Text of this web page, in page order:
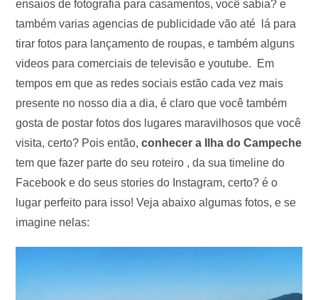
ensaios de fotografia para casamentos, você sabia? e
também varias agencias de publicidade vão até lá para
tirar fotos para lançamento de roupas, e também alguns
videos para comerciais de televisão e youtube. Em
tempos em que as redes sociais estão cada vez mais
presente no nosso dia a dia, é claro que você também
gosta de postar fotos dos lugares maravilhosos que você
visita, certo? Pois então,conhecer a Ilha do Campeche
tem que fazer parte do seu roteiro , da sua timeline do
Facebook e do seus stories do Instagram, certo? é o
lugar perfeito para isso! Veja abaixo algumas fotos, e se
imagine nelas: